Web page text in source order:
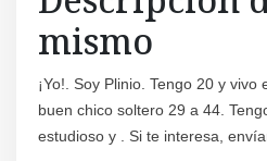
mismo
¡Yo!. Soy Plinio. Tengo 20 y
buen chico soltero 29 a 44.
estudioso y . Si te interesa,